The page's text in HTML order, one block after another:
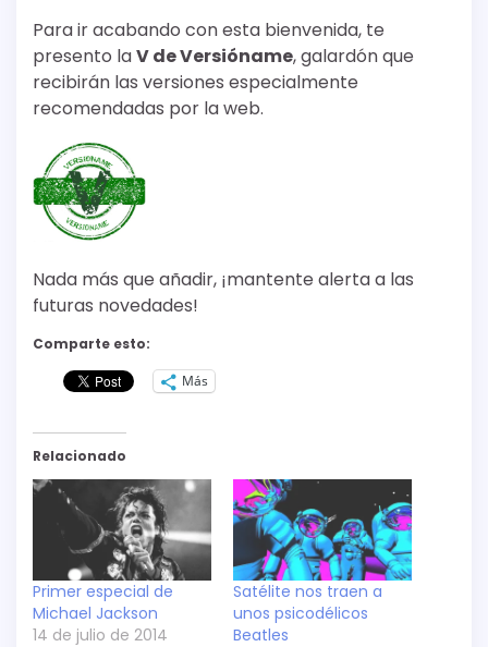
Para ir acabando con esta bienvenida, te
presento laV de Versióname, galardón que
recibirán las versiones especialmente
recomendadas por la web.
Nada más que añadir, ¡mantente alerta a las
futuras novedades!
Comparte esto:
Más
Relacionado
Primer especial de
Michael Jackson
14 de julio de 2014
Satélite nos traen a
unos psicodélicos
Beatles